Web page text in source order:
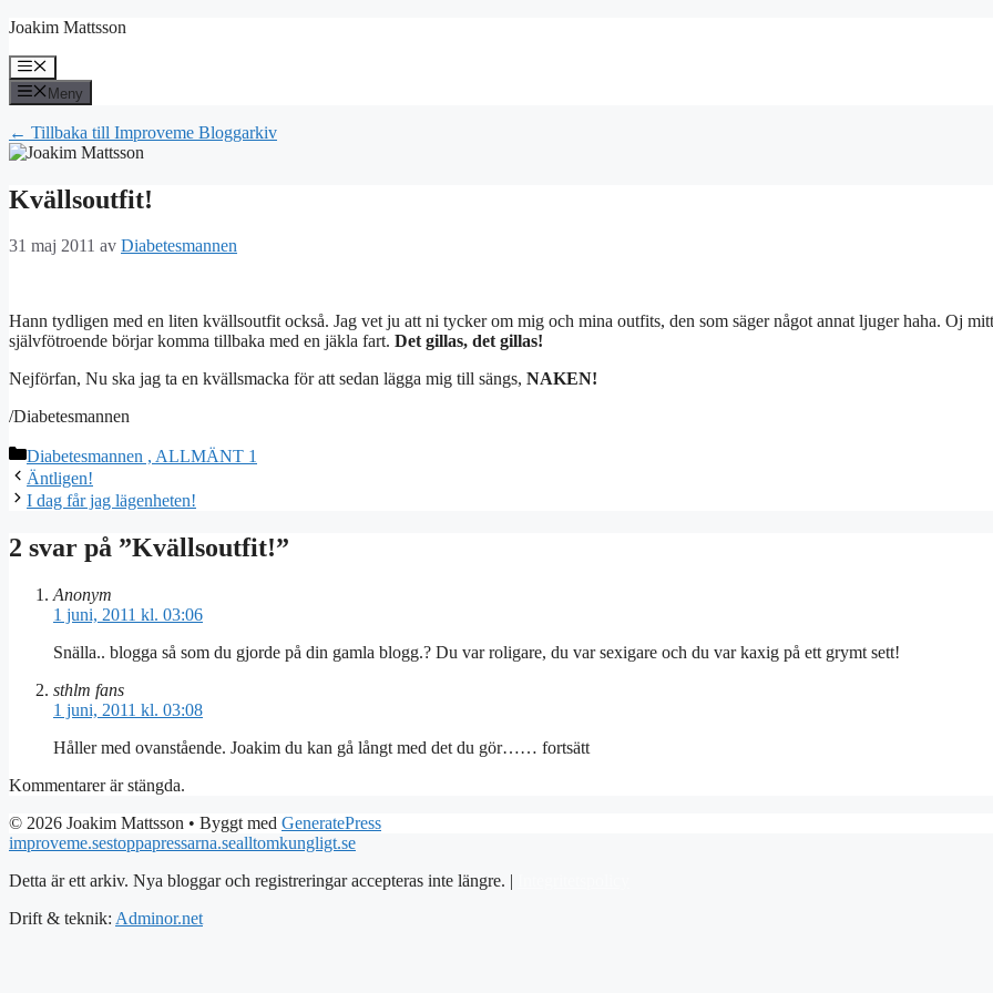
Hoppa
innehåll
Joakim Mattsson
Meny
Meny
← Tillbaka till Improveme Bloggarkiv
Kvällsoutfit!
31 maj 2011 av Diabetesmannen
Hann tydligen med en liten kvällsoutfit också. Jag vet ju att ni tycker om mig och mina outfits, den som säger något annat ljuger haha. Oj mitt
självfötroende börjar komma tillbaka med en jäkla fart. Det gillas, det gillas!
Nejförfan, Nu ska jag ta en kvällsmacka för att sedan lägga mig till sängs, NAKEN!
/Diabetesmannen
Kategorier
Diabetesmannen , ALLMÄNT 1
Äntligen!
I dag får jag lägenheten!
2 svar på ”Kvällsoutfit!”
Anonym
1 juni, 2011 kl. 03:06
Snälla.. blogga så som du gjorde på din gamla blogg.? Du var roligare, du var sexigare och du var kaxig på ett grymt sett!
sthlm fans
1 juni, 2011 kl. 03:08
Håller med ovanstående. Joakim du kan gå långt med det du gör…… fortsätt
Kommentarer är stängda.
© 2026 Joakim Mattsson • Byggt med GeneratePress
improveme.sestoppapressarna.sealltomkungligt.se
Detta är ett arkiv. Nya bloggar och registreringar accepteras inte längre. |
Drift & teknik: Adminor.net